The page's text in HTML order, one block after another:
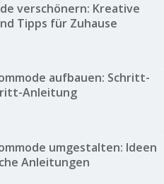
verschönern: Kreative
Tipps für Zuhause
aufbauen: Schritt-
Anleitung
umgestalten: Ideen
Anleitungen